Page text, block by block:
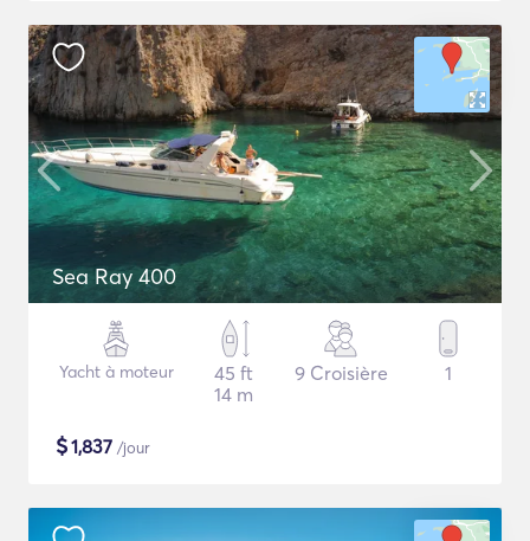
Sea Ray 400
Yacht à moteur
45 ft
14 m
9 Croisière 1
$1,837 /jour